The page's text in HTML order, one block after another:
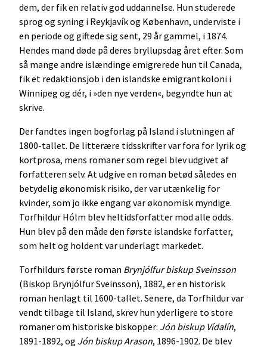
dem, der fik en relativ god uddannelse. Hun studerede
sprog og syning i Reykjavík og København, underviste i
en periode og giftede sig sent, 29 år gammel, i 1874.
Hendes mand døde på deres bryllupsdag året efter. Som
så mange andre islændinge emigrerede hun til Canada,
fik et redaktionsjob i den islandske emigrantkoloni i
Winnipeg og dér, i »den nye verden«, begyndte hun at
skrive.
Der fandtes ingen bogforlag på Island i slutningen af
1800-tallet. De litterære tidsskrifter var fora for lyrik og
kortprosa, mens romaner som regel blev udgivet af
forfatteren selv. At udgive en roman betød således en
betydelig økonomisk risiko, der var utænkelig for
kvinder, som jo ikke engang var økonomisk myndige.
Torfhildur Hólm blev heltidsforfatter mod alle odds.
Hun blev på den måde den første islandske forfatter,
som helt og holdent var underlagt markedet.
Torfhildurs første roman Brynjólfur biskup Sveinsson
(Biskop Brynjólfur Sveinsson), 1882, er en historisk
roman henlagt til 1600-tallet. Senere, da Torfhildur var
vendt tilbage til Island, skrev hun yderligere to store
romaner om historiske biskopper: Jón biskup Vídalín,
1891-1892, og Jón biskup Arason, 1896-1902. De blev